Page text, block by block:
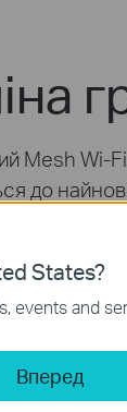
Mesh Wi-
до
States?
events and
Вперед